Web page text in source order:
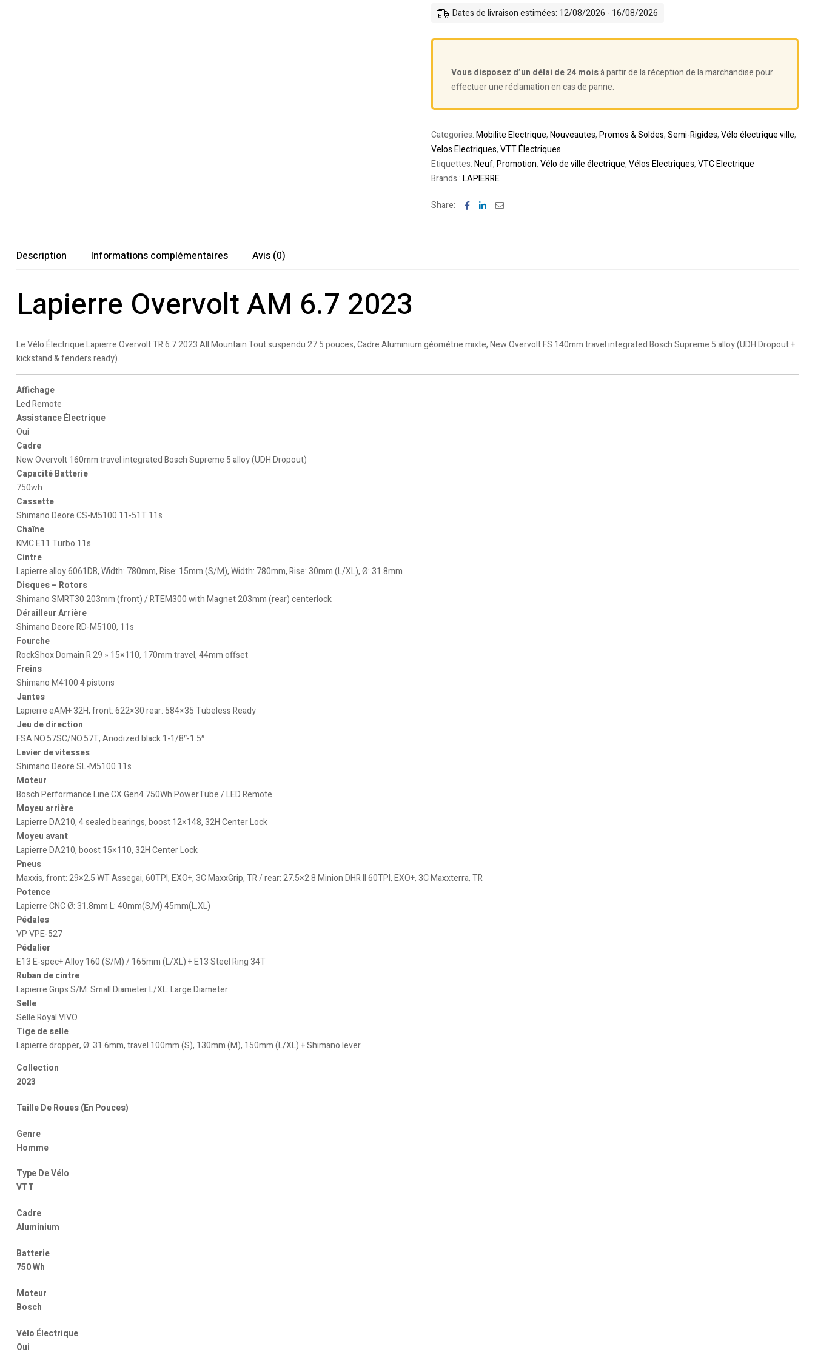
Dates de livraison estimées: 12/08/2026 - 16/08/2026
Vous disposez d’un délai de 24 moisà partir de la réception de la marchandise pour
effectuer une réclamation en cas de panne.
Categories:Mobilite Electrique,Nouveautes,Promos & Soldes,Semi-Rigides,Vélo électrique ville,
Velos Electriques,VTT Électriques
Etiquettes:Neuf,Promotion,Vélo de ville électrique,Vélos Electriques,VTC Electrique
Brands :LAPIERRE
Share: Facebook
LinkedinEmail
Description Informations complémentaires Avis (0)
Lapierre Overvolt AM 6.7 2023
Le Vélo Électrique Lapierre Overvolt TR 6.7 2023 All Mountain Tout suspendu 27.5 pouces, Cadre Aluminium géométrie mixte, New Overvolt FS 140mm travel integrated Bosch Supreme 5 alloy (UDH Dropout +
kickstand & fenders ready).
Affichage
Led Remote
Assistance Électrique
Oui
Cadre
New Overvolt 160mm travel integrated Bosch Supreme 5 alloy (UDH Dropout)
Capacité Batterie
750wh
Cassette
Shimano Deore CS-M5100 11-51T 11s
Chaîne
KMC E11 Turbo 11s
Cintre
Lapierre alloy 6061DB, Width: 780mm, Rise: 15mm (S/M), Width: 780mm, Rise: 30mm (L/XL), Ø: 31.8mm
Disques – Rotors
Shimano SMRT30 203mm (front) / RTEM300 with Magnet 203mm (rear) centerlock
Dérailleur Arrière
Shimano Deore RD-M5100, 11s
Fourche
RockShox Domain R 29 » 15×110, 170mm travel, 44mm offset
Freins
Shimano M4100 4 pistons
Jantes
Lapierre eAM+ 32H, front: 622×30 rear: 584×35 Tubeless Ready
Jeu de direction
FSA NO.57SC/NO.57T, Anodized black 1-1/8″-1.5″
Levier de vitesses
Shimano Deore SL-M5100 11s
Moteur
Bosch Performance Line CX Gen4 750Wh PowerTube / LED Remote
Moyeu arrière
Lapierre DA210, 4 sealed bearings, boost 12×148, 32H Center Lock
Moyeu avant
Lapierre DA210, boost 15×110, 32H Center Lock
Pneus
Maxxis, front: 29×2.5 WT Assegai, 60TPI, EXO+, 3C MaxxGrip, TR / rear: 27.5×2.8 Minion DHR II 60TPI, EXO+, 3C Maxxterra, TR
Potence
Lapierre CNC Ø: 31.8mm L: 40mm(S,M) 45mm(L,XL)
Pédales
VP VPE-527
Pédalier
E13 E-spec+ Alloy 160 (S/M) / 165mm (L/XL) + E13 Steel Ring 34T
Ruban de cintre
Lapierre Grips S/M: Small Diameter L/XL: Large Diameter
Selle
Selle Royal VIVO
Tige de selle
Lapierre dropper, Ø: 31.6mm, travel 100mm (S), 130mm (M), 150mm (L/XL) + Shimano lever
Collection
2023
Taille De Roues (En Pouces)
Genre
Homme
Type De Vélo
VTT
Cadre
Aluminium
Batterie
750 Wh
Moteur
Bosch
Vélo Électrique
Oui